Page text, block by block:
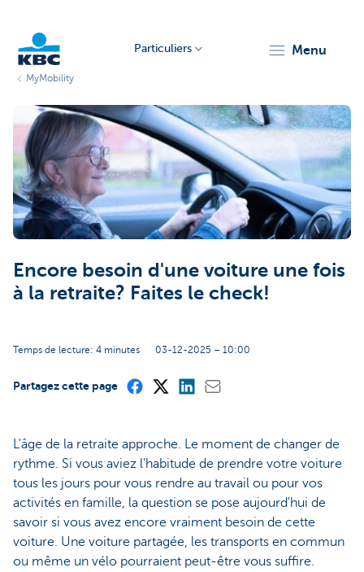
Particuliers menu
MyMobility
Encore besoin d'une voiture une fois
à la retraite? Faites le check!
Temps de lecture: 4 minutes 03-12-2025 – 10:00
Partagez cette page
L'âge de la retraite approche. Le moment de changer de
rythme. Si vous aviez l'habitude de prendre votre voiture
tous les jours pour vous rendre au travail ou pour vos
activités en famille, la question se pose aujourd'hui de
savoir si vous avez encore vraiment besoin de cette
voiture. Une voiture partagée, les transports en commun
ou même un vélo pourraient peut-être vous suffire.